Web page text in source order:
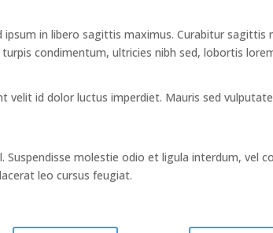
in libero sagittis maximus. Curabitur sagittis
condimentum, ultricies nibh sed, lobortis
id dolor luctus imperdiet. Mauris sed
molestie odio et ligula interdum, vel
leo cursus feugiat.